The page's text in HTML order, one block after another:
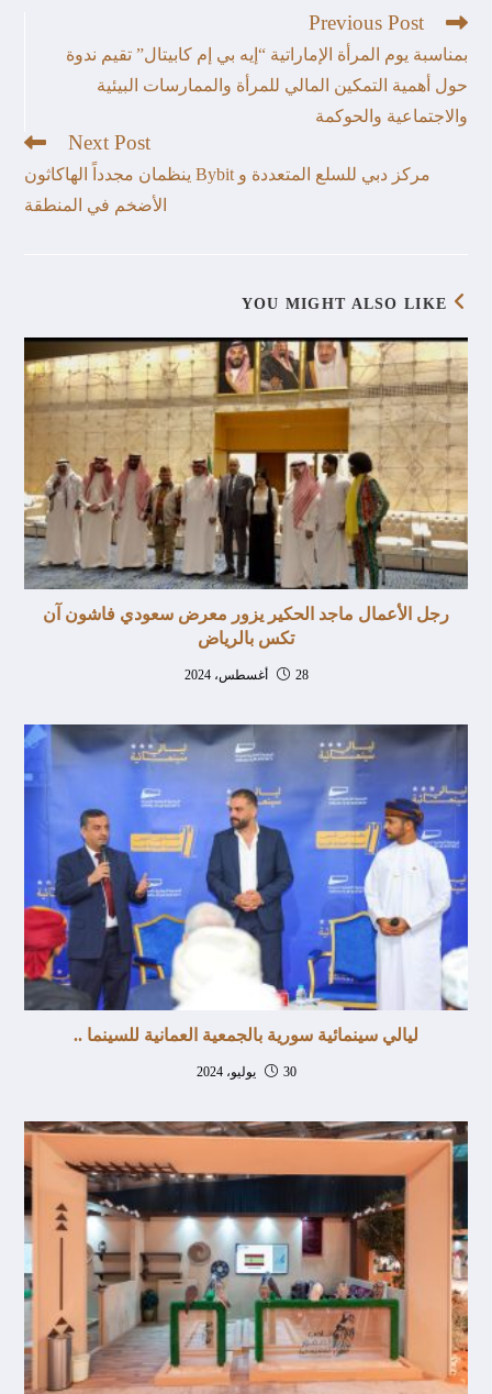
Previous Post
بمناسبة يوم المرأة الإماراتية “إيه بي إم كابيتال” تقيم ندوة
حول أهمية التمكين المالي للمرأة والممارسات البيئية
والاجتماعية والحوكمة
Next Post
مركز دبي للسلع المتعددة و Bybit ينظمان مجدداً الهاكاثون
الأضخم في المنطقة
YOU MIGHT ALSO LIKE
رجل الأعمال ماجد الحكير يزور معرض سعودي فاشون آن
تكس بالرياض
28 أغسطس، 2024
ليالي سينمائية سورية بالجمعية العمانية للسينما ..
30 يوليو، 2024